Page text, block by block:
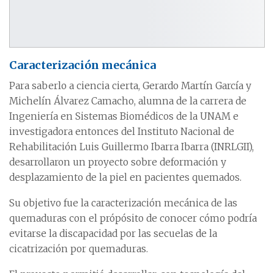
Caracterización mecánica
Para saberlo a ciencia cierta, Gerardo Martín García y
Michelín Álvarez Camacho, alumna de la carrera de
Ingeniería en Sistemas Biomédicos de la UNAM e
investigadora entonces del Instituto Nacional de
Rehabilitación Luis Guillermo Ibarra Ibarra (INRLGII),
desarrollaron un proyecto sobre deformación y
desplazamiento de la piel en pacientes quemados.
Su objetivo fue la caracterización mecánica de las
quemaduras con el própósito de conocer cómo podría
evitarse la discapacidad por las secuelas de la
cicatrización por quemaduras.